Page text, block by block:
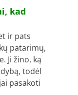
kad
ir pats
patarimų,
Ji žino, ką
todėl
pasakoti